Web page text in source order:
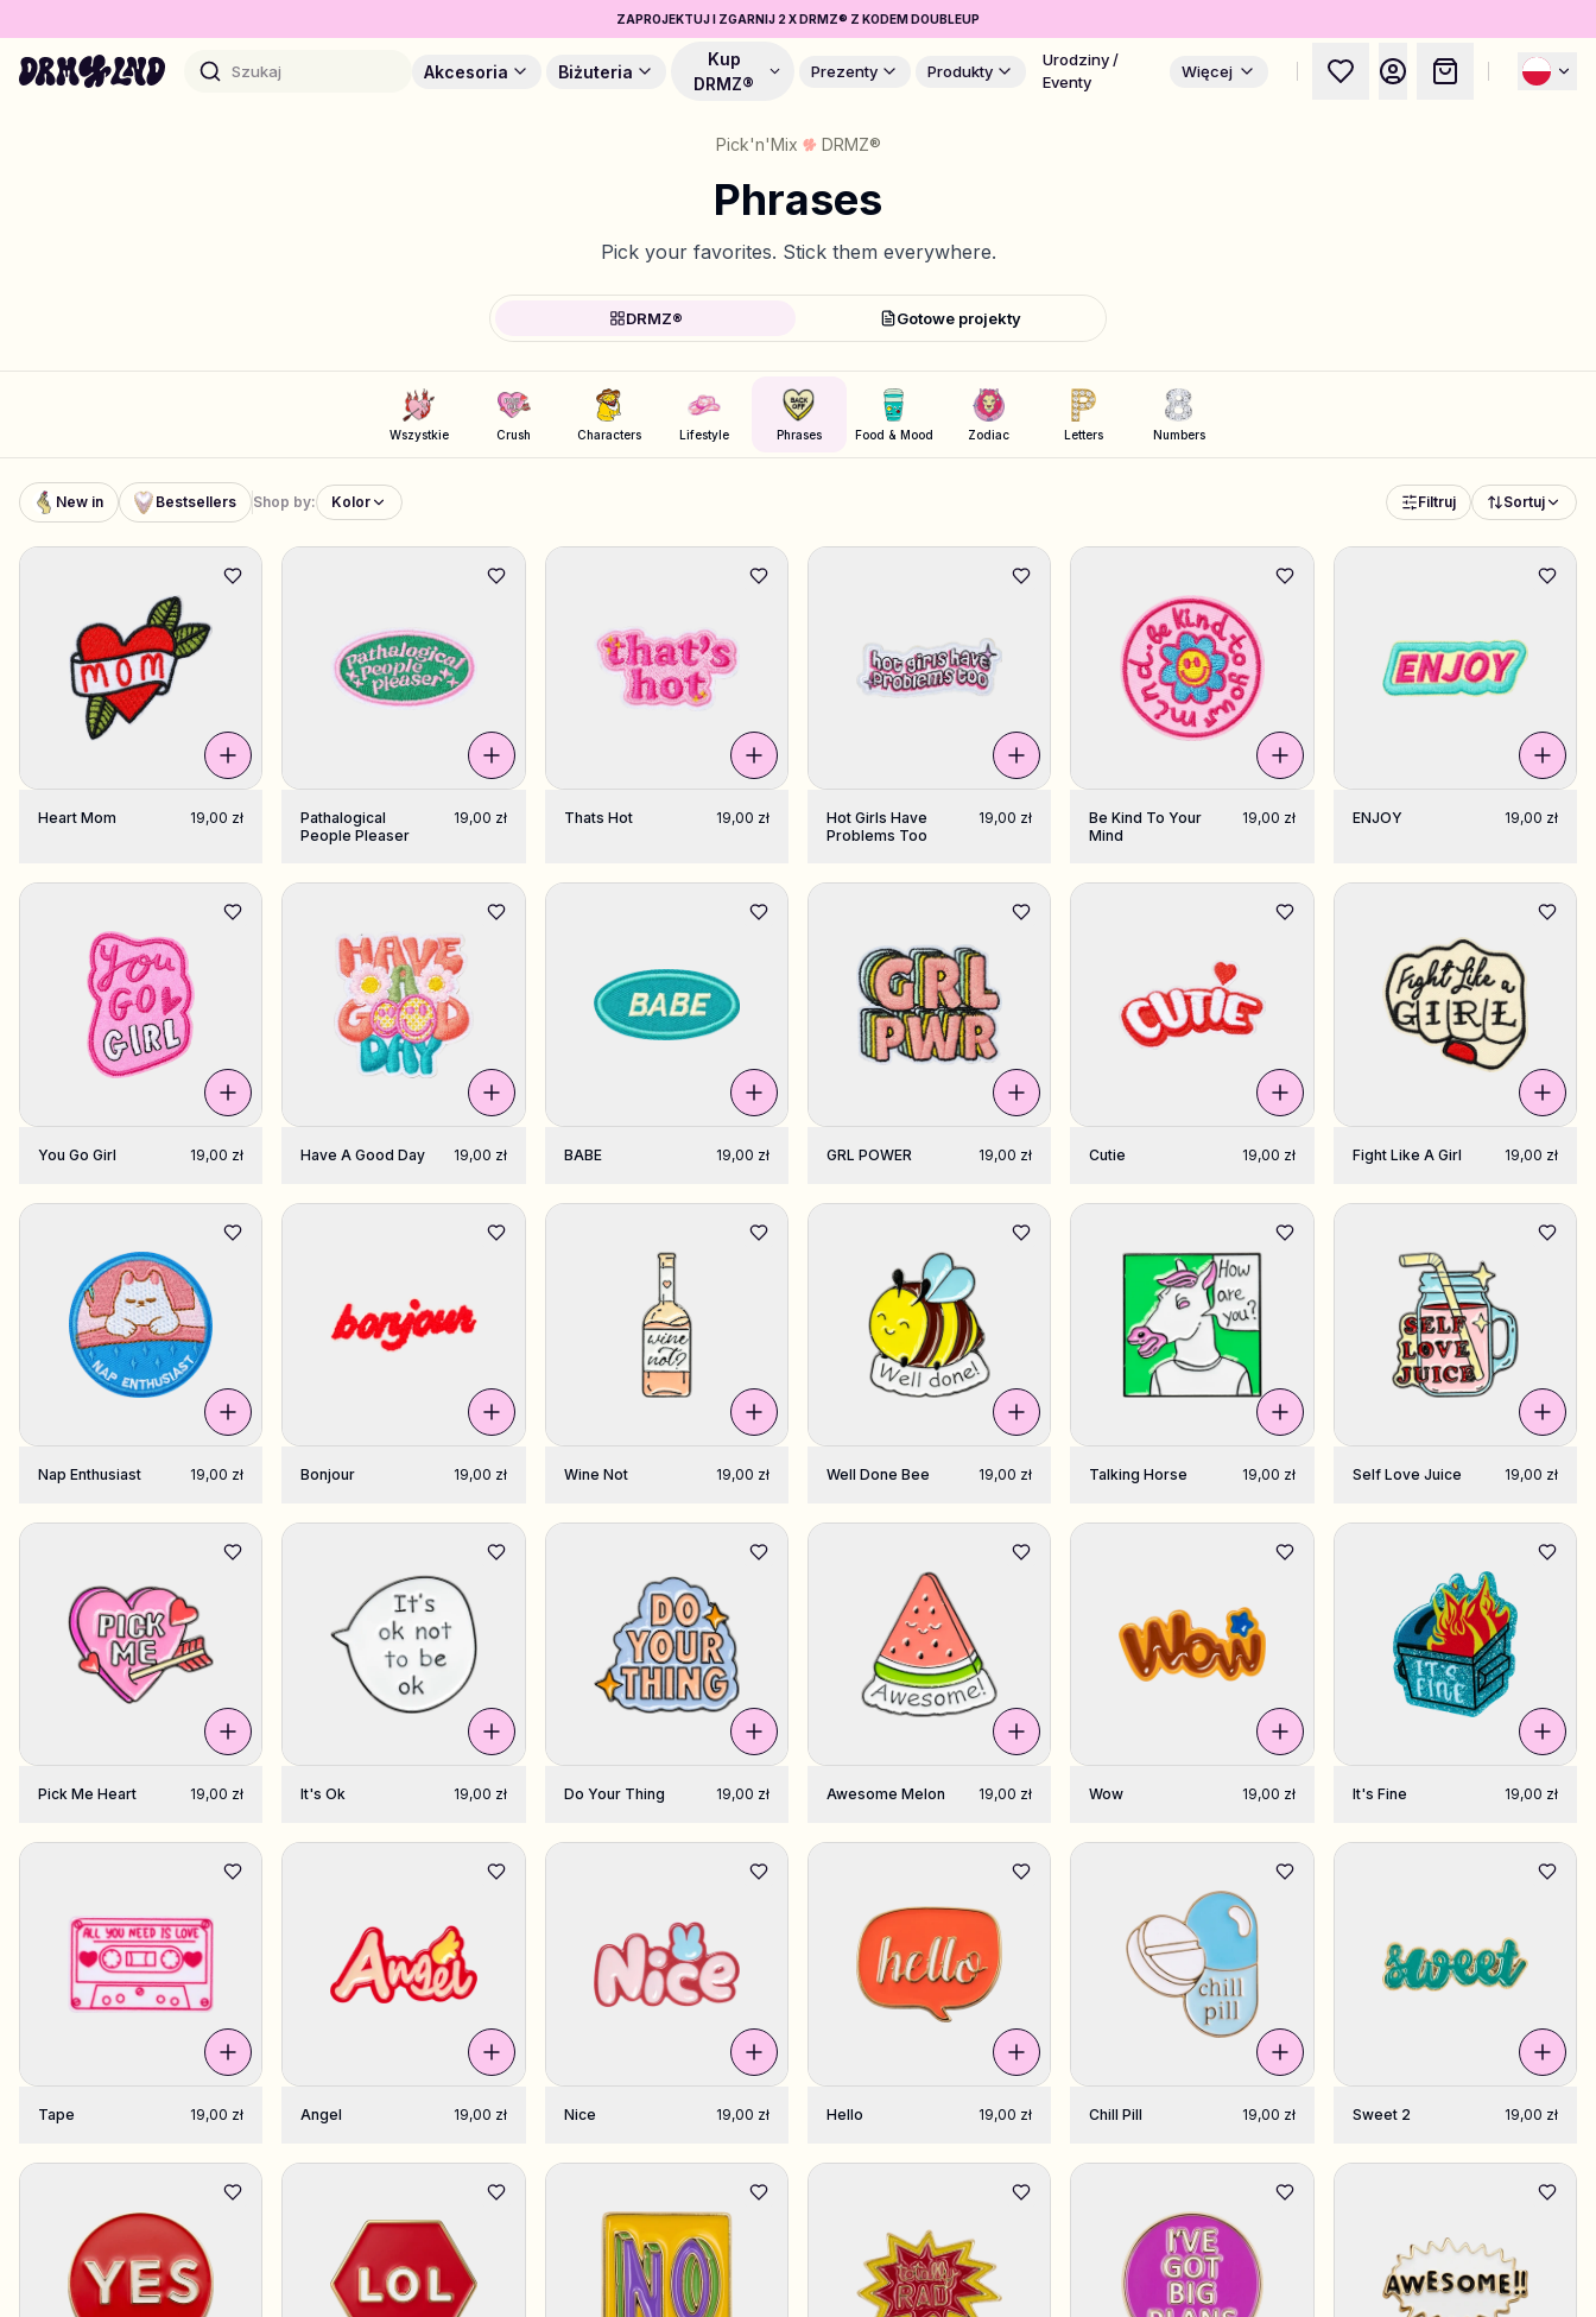
ZAPROJEKTUJ I ZGARNIJ 2 X DRMZ® Z KODEM DOUBLEUP
Szukaj Akcesoria Biżuteria
Kup
DRMZ®
Prezenty Produkty
Urodziny /
Eventy
Więcej
Kup DRMZ®
Projektuj Biżuterię
Naszyjniki, bransoletki, bag chains & więcej
Prezenty
Urodziny / Eventy
Ambassadors
Moje projekty Lista życzeń
Moje
zamówienia
Pick'n'Mix DRMZ®
Phrases
Pick your favorites. Stick them everywhere.
DRMZ® Gotowe projekty
Wszystkie Crush Characters Lifestyle Phrases Food & Mood Zodiac Letters Numbers
New in Bestsellers Shop by: Kolor Filtruj Sortuj
Heart Mom 19,00 zł
Pathalogical
People Pleaser
19,00 zł Thats Hot 19,00 zł
Hot Girls Have
Problems Too
19,00 zł
Be Kind To Your
Mind
19,00 zł ENJOY 19,00 zł
You Go Girl 19,00 zł Have A Good Day 19,00 zł BABE 19,00 zł GRL POWER 19,00 zł Cutie 19,00 zł Fight Like A Girl 19,00 zł
Nap Enthusiast 19,00 zł Bonjour 19,00 zł Wine Not 19,00 zł Well Done Bee 19,00 zł Talking Horse 19,00 zł Self Love Juice 19,00 zł
Pick Me Heart 19,00 zł It's Ok 19,00 zł Do Your Thing 19,00 zł Awesome Melon 19,00 zł Wow 19,00 zł It's Fine 19,00 zł
Tape 19,00 zł Angel 19,00 zł Nice 19,00 zł Hello 19,00 zł Chill Pill 19,00 zł Sweet 2 19,00 zł